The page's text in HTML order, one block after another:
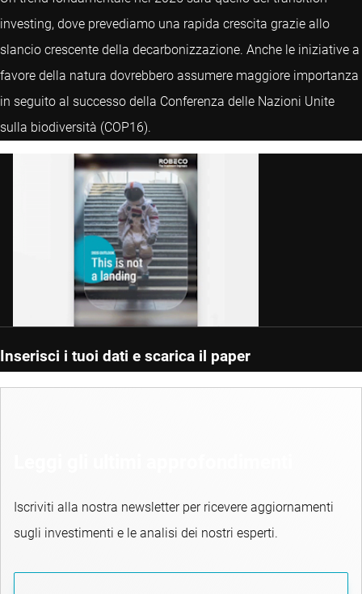
investing, dove prevediamo una rapida crescita grazie allo
slancio crescente della decarbonizzazione. Anche le iniziative a
favore della natura dovrebbero assumere maggiore importanza
in seguito al successo della Conferenza delle Nazioni Unite
sulla biodiversità (COP16).
Inserisci i tuoi dati e scarica il paper
Iscriviti alla nostra newsletter per ricevere aggiornamenti
sugli investimenti e le analisi dei nostri esperti.